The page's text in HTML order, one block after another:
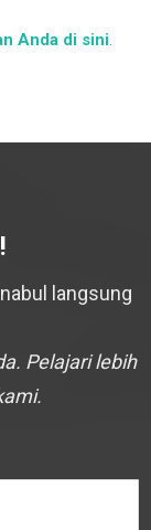
Anda di sini.
langsung
Pelajari lebih